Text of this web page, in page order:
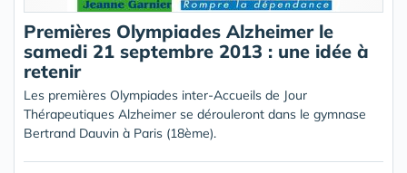
Premières Olympiades Alzheimer le
samedi 21 septembre 2013 : une idée à
retenir
Les premières Olympiades inter-Accueils de Jour
Thérapeutiques Alzheimer se dérouleront dans le gymnase
Bertrand Dauvin à Paris (18ème).